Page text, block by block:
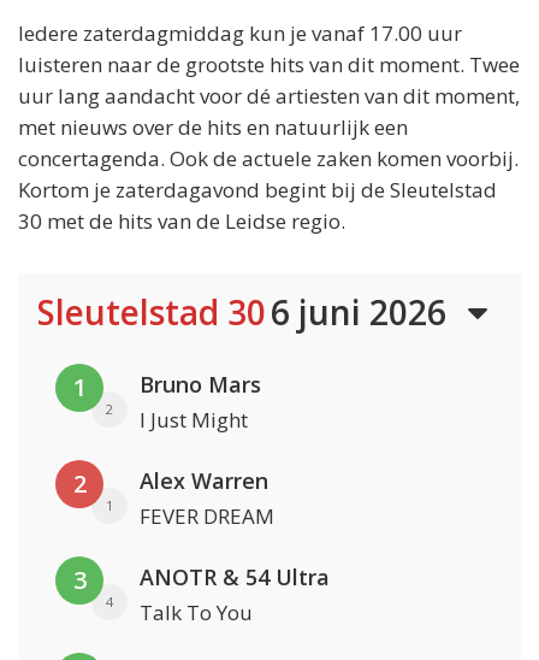
Iedere zaterdagmiddag kun je vanaf 17.00 uur
luisteren naar de grootste hits van dit moment. Twee
uur lang aandacht voor dé artiesten van dit moment,
met nieuws over de hits en natuurlijk een
concertagenda. Ook de actuele zaken komen voorbij.
Kortom je zaterdagavond begint bij de Sleutelstad
30 met de hits van de Leidse regio.
Sleutelstad 306 juni 2026
1
2
Bruno Mars
I Just Might
2
1
Alex Warren
FEVER DREAM
3
4
ANOTR & 54 Ultra
Talk To You